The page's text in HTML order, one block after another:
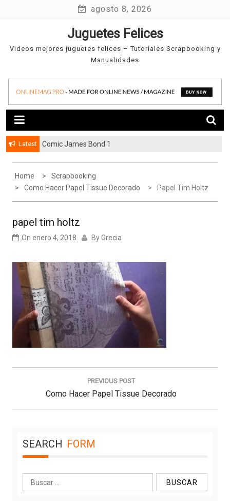
agosto 8, 2026
Juguetes Felices
Videos mejores juguetes felices – Tutoriales Scrapbooking y
Manualidades
Latest Comic James Bond 1
Home
Scrapbooking
Como Hacer Papel Tissue Decorado
Papel Tim Holtz
papel tim holtz
On enero 4, 2018 ByGrecia
Navegación
PREVIOUS POST
Previous
Post:
Como Hacer Papel Tissue Decorado
SEARCH FORM
Buscar: